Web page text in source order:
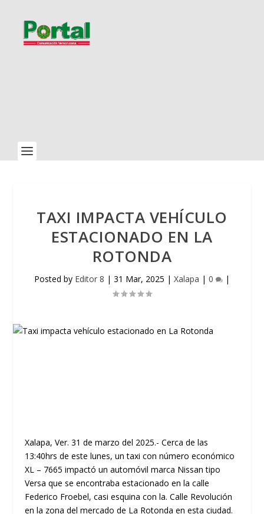
TAXI IMPACTA VEHÍCULO
ESTACIONADO EN LA
ROTONDA
Posted by Editor 8 | 31 Mar, 2025 | Xalapa | 0 |
Xalapa, Ver. 31 de marzo del 2025.- Cerca de las
13:40hrs de este lunes, un taxi con número económico
XL – 7665 impactó un automóvil marca Nissan tipo
Versa que se encontraba estacionado en la calle
Federico Froebel, casi esquina con la. Calle Revolución
en la zona del mercado de La Rotonda en esta ciudad.